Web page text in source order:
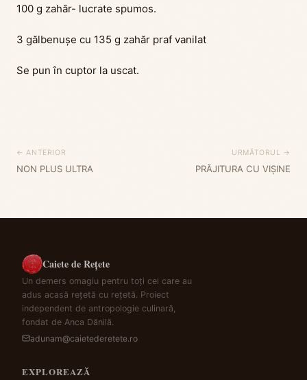
100 g zahăr- lucrate spumos.
3 gălbenușe cu 135 g zahăr praf vanilat
Se pun în cuptor la uscat.
← ANTERIOR
NON PLUS ULTRA
URMĂTORUL →
PRĂJITURA CU VIȘINE
Caiete de Rețete
Un demers omagiu pentru toți cei care au
adus acasă rețetă cu rețetă. Proiect
independent de antropologie culinară,
fondat de Anca Dănilă.
adunam@caietederetete.ro
EXPLOREAZĂ